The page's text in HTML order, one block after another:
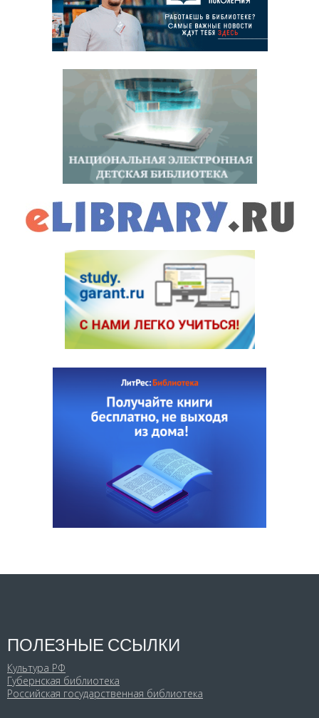
ПОЛЕЗНЫЕ ССЫЛКИ
Культура РФ
Губернская библиотека
Российская государственная библиотека